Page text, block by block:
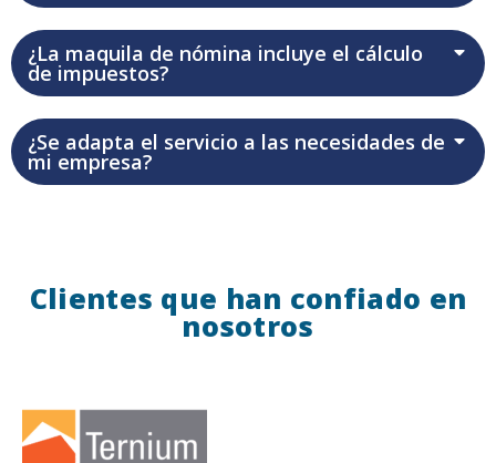
¿La maquila de nómina incluye el cálculo
de impuestos?
¿Se adapta el servicio a las necesidades de
mi empresa?
Clientes que han confiado en
nosotros